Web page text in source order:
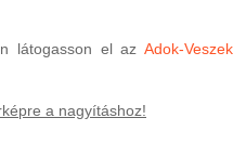
látogasson el az Adok-Veszek
a nagyításhoz!